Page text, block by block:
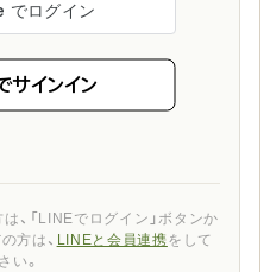
インイン
、「LINEでログイン」ボタンか
方は、 LINEと会員連携をして
い。